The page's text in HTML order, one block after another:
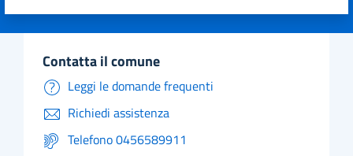
Valuta 5 stelle su 5
Valuta 4 stelle su 5
Valuta 3 stelle su 5
Valuta 2 stelle su 5
Valuta 1 stelle su 5
contatta il comune
Leggi le domande frequenti
Richiedi assistenza
Telefono 0456589911